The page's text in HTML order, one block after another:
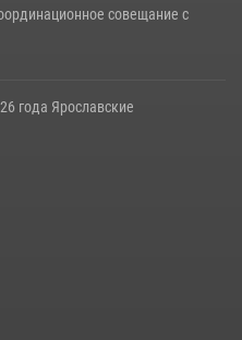
совещание с
года Ярославские